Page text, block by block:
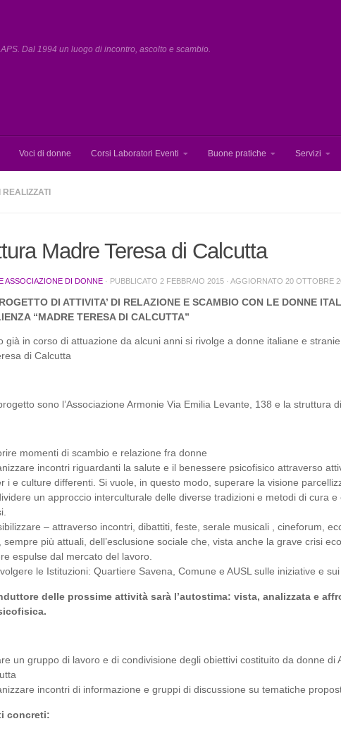
Dal 1994 un luogo di incontro, ascolto e scambio.
Voci di donne Corsi Laboratori Eventi Buone pratiche Servizi
REALIZZATI
Madre Teresa di Calcutta
ASSOCIAZIONE DI DONNE · PUBBLICATO 2 FEBBRAIO 2015 · AGGIORNATO 20 OTTOBRE
DI ATTIVITA’ DI RELAZIONE E SCAMBIO CON LE DONNE
“MADRE TERESA DI CALCUTTA”
già in corso di attuazione da alcuni anni si rivolge a donne italiane e
di Calcutta
sono l’Associazione Armonie Via Emilia Levante, 138 e la struttura
momenti di scambio e relazione fra donne
incontri riguardanti la salute e il benessere psicofisico attraverso
i e culture differenti. Si vuole, in questo modo, superare la visione
un approccio interculturale delle diverse tradizioni e metodi di cura
– attraverso incontri, dibattiti, feste, serale musicali , cineforum,
sempre più attuali, dell’esclusione sociale che, vista anche la grave crisi
espulse dal mercato del lavoro.
le Istituzioni: Quartiere Savena, Comune e AUSL sulle iniziative e
delle prossime attività sarà l’autostima: vista, analizzata e
un gruppo di lavoro e di condivisione degli obiettivi costituito da donne
incontri di informazione e gruppi di discussione su tematiche
concreti: